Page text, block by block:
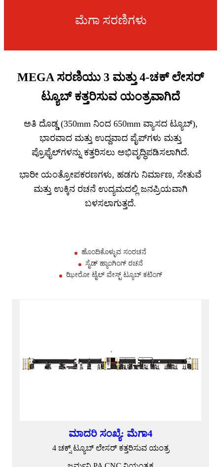
ಮೆಗಾ ಸರಣಿಗಳು
MEGA ಸರಣಿಯು 3 ಮತ್ತು 4-ಚಕ್ ಲೇಸರ್
ಟ್ಯೂಬ್ ಕತ್ತರಿಸುವ ಯಂತ್ರವಾಗಿದೆ
ಅತಿ ದೊಡ್ಡ (350mm ನಿಂದ 650mm ವ್ಯಾಸದ ಟ್ಯೂಬ್),
ಭಾರವಾದ ಮತ್ತು ಉದ್ದವಾದ ಪೈಪ್‌ಗಳು ಮತ್ತು
ಪ್ರೊಫೈಲ್‌ಗಳನ್ನು ಕತ್ತರಿಸಲು ಅಭಿವೃದ್ಧಿಪಡಿಸಲಾಗಿದೆ.
ಭಾರೀ ಯಂತ್ರೋಪಕರಣಗಳು, ಹಡಗು ನಿರ್ಮಾಣ, ಸೇತುವೆ
ಮತ್ತು ಉಕ್ಕಿನ ರಚನೆ ಉದ್ಯಮದಲ್ಲಿ ಜನಪ್ರಿಯವಾಗಿ
ಬಳಸಲಾಗುತ್ತದೆ.
ಹೊಂದಿಕೊಳ್ಳುವ ಸಂರಚನೆ
ಸೈಡ್ ಹ್ಯಾಂಗಿಂಗ್ ರಚನೆ
ಝೀರೋ ಟೈಲ್ ವೇಸ್ಟ್ ಟ್ಯೂಬ್ ಕಟಿಂಗ್
ಮಾದರಿ ಸಂಖ್ಯೆ: ಮೆಗಾ4
4 ಚಕ್ಸ್ ಟ್ಯೂಬ್ ಲೇಸರ್ ಕತ್ತರಿಸುವ ಯಂತ್ರ